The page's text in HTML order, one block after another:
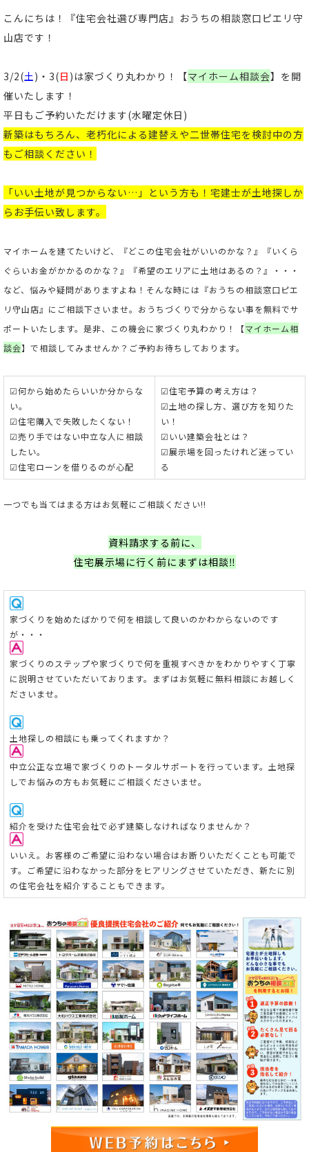
こんにちは！
『住宅会社選び専門店』おうちの相談窓口ピエリ守
山店です！
3/2(土)・3(日 ) は家づくり丸わかり！【マイホーム相談会】 を開
催いたします！
平日もご予約いただけます(水曜定休日)
新築はもちろん、老朽化による建替えや二世帯住宅を検討中の方
もご相談ください！
「いい土地が見つからない…」という方も！宅建士が土地探しか
らお手伝い致します。
マイホームを建てたいけど、『どこの住宅会社がいいのかな？』『いくら
ぐらいお金がかかるのかな？』『希望のエリアに土地はあるの？』・・・
など、悩みや疑問がありますよね！そんな時には『おうちの相談窓口ピエ
リ守山店』にご相談下さいませ。おうちづくりで分からない事を無料でサ
ポートいたします。是非、この機会に家づくり丸わかり！【マイホーム相
談会】で相談してみませんか？ご予約お待ちしております。
☑何から始めたらいいか分からな
い。
☑住宅購入で失敗したくない！
☑売り手ではない中立な人に相談
したい。
☑住宅ローンを借りるのが心配
☑住宅予算の考え方は？
☑土地の探し方、選び方を知りた
い！
☑いい建築会社とは？
☑展示場を回ったけれど迷ってい
る
一つでも当てはまる方はお気軽にご相談ください!!
資料請求する前に、
住宅展示場に行く前にまずは相談‼
家づくりを始めたばかりで何を相談して良いのかわからないのです
が・・・
家づくりのステップや家づくりで何を重視すべきかをわかりやすく丁寧
に説明させていただいております。まずはお気軽に無料相談にお越しく
ださいませ。
土地探しの相談にも乗ってくれますか？
中立公正な立場で家づくりのトータルサポートを行っています。 土地探
しでお悩みの方もお気軽にご相談くださいませ。
紹介を受けた住宅会社で必ず建築しなければなりませんか？
いいえ。お客様のご希望に沿わない場合はお断りいただくことも可能で
す。ご希望に沿わなかった部分をヒアリングさせていただき、新たに別
の住宅会社を紹介することもできます。